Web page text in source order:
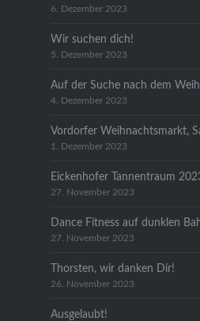
6. Dezember 2023
Wir suchen dich!
5. Dezember 2023
Auf der Suche nach dem
4. Dezember 2023
Vordorfer Weihnachtsmarkt,
1. Dezember 2023
Eickenhofer Tannentraum
27. November 2023
Dance Fitness auf dunklen
27. November 2023
Thorsten, wir danken Dir!
26. November 2023
Ausgelaubt!